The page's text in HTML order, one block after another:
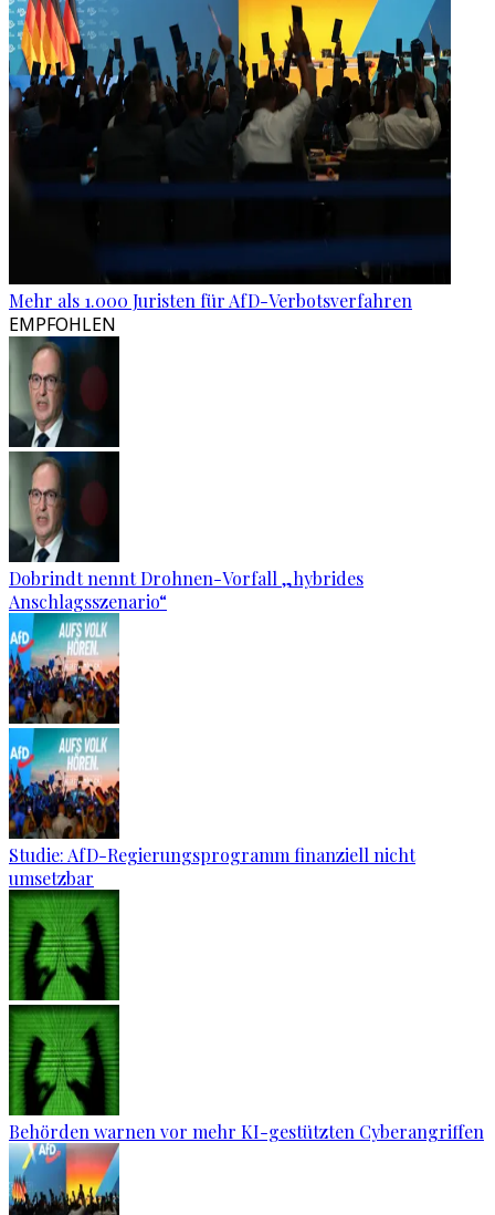
Mehr als 1.000 Juristen für AfD-Verbotsverfahren
EMPFOHLEN
Dobrindt nennt Drohnen-Vorfall „hybrides
Anschlagsszenario“
Studie: AfD-Regierungsprogramm finanziell nicht
umsetzbar
Behörden warnen vor mehr KI-gestützten Cyberangriffen